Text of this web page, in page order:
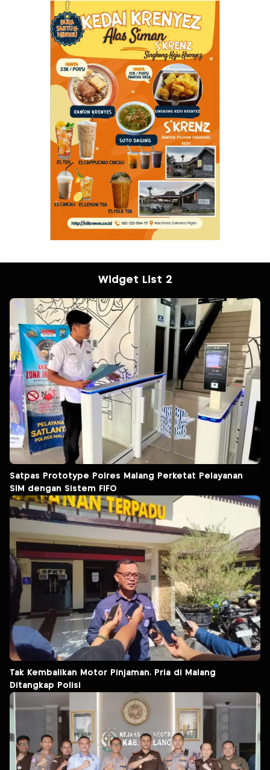
Widget List 2
Satpas Prototype Polres Malang Perketat Pelayanan
SIM dengan Sistem FIFO
Tak Kembalikan Motor Pinjaman, Pria di Malang
Ditangkap Polisi